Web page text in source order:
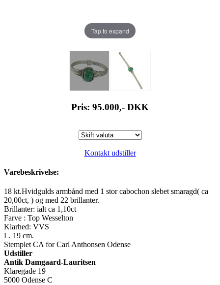
Tap to expand
Pris: 95.000,- DKK
Kontakt udstiller
Varebeskrivelse:
18 kt.Hvidgulds armbånd med 1 stor cabochon slebet smaragd( ca
20,00ct, ) og med 22 brillanter.
Brillanter: ialt ca 1,10ct
Farve : Top Wesselton
Klarhed: VVS
L. 19 cm.
Stemplet CA for Carl Anthonsen Odense
Udstiller
Antik Damgaard-Lauritsen
Klaregade 19
5000 Odense C